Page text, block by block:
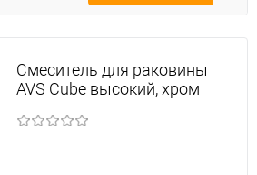
Смеситель для раковины
AVS Cube высокий, хром